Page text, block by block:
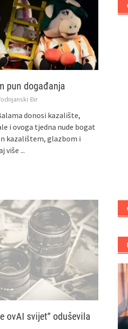
pun događanja
Đir
donosi kazalište,
i ovoga tjedna nude bogat
kazalištem, glazbom i
više ...
ovAI svijet“ oduševila